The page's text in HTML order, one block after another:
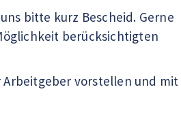
bitte kurz Bescheid. Gerne
berücksichtigten
vorstellen und mit